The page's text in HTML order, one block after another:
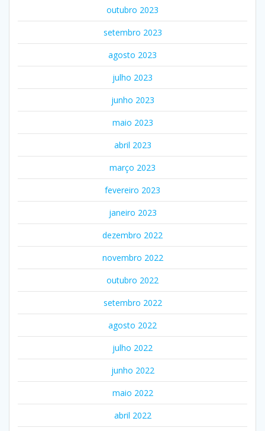
outubro 2023
setembro 2023
agosto 2023
julho 2023
junho 2023
maio 2023
abril 2023
março 2023
fevereiro 2023
janeiro 2023
dezembro 2022
novembro 2022
outubro 2022
setembro 2022
agosto 2022
julho 2022
junho 2022
maio 2022
abril 2022